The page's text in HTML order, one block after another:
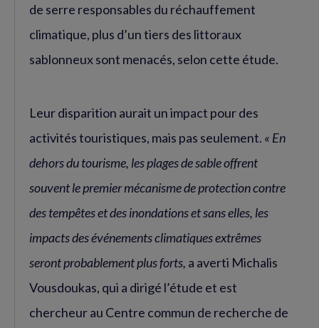
de serre responsables du réchauffement
climatique, plus d’un tiers des littoraux
sablonneux sont menacés, selon cette étude.
Leur disparition aurait un impact pour des
activités touristiques, mais pas seulement. « En
dehors du tourisme, les plages de sable offrent
souvent le premier mécanisme de protection contre
des tempêtes et des inondations et sans elles, les
impacts des événements climatiques extrêmes
seront probablement plus forts, a averti Michalis
Vousdoukas, qui a dirigé l’étude et est
chercheur au Centre commun de recherche de